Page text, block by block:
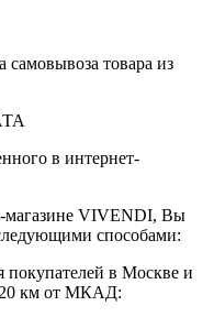
самовывоза товара из
в интернет-
магазине VIVENDI, Вы
способами:
покупателей в Москве и
20 км от МКАД: